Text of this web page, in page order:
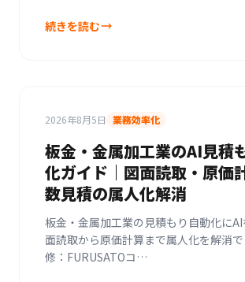
続きを読む
2026年8月5日 業務効率化
板金・金属加工業のAI見積
化ガイド｜図面読取・原価
数見積の属人化解消
板金・金属加工業の見積もり自動化に
面読取から原価計算まで属人化を解消
修：FURUSATOコ…